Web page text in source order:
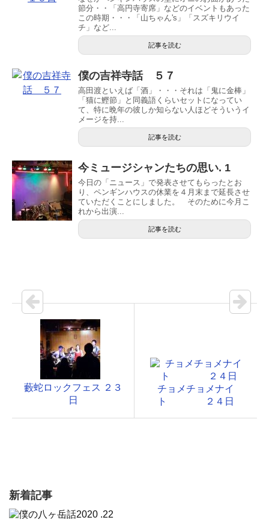
節分・・「高円寺寄席」などのイベントもあった
この時期・・・「山ちゃん's」「スズキリウイ
チ」など...
記事を読む
僕の吉祥寺話 ５７
高田渡といえば「酒」・・・それは「鬼に金棒」
「猫に鰹節」と同義語くらいセットになってい
て、特に晩年の彼しか知らない人ほどそういうイ
メージを持...
記事を読む
今ミュージシャンたちの思い. 1
今日の「ニュース」で発表させてもらったとお
り、ペンギンハウスの休業を４月末まで延長させ
ていただくことにしました。 そのために今月こ
れから出演...
記事を読む
藪蛇ロックフェス ２３
日
チョメチョメナイ
ト ２４日
新着記事